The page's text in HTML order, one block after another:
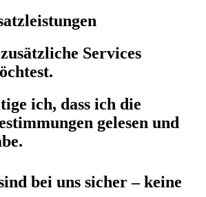
Services
ich, dass ich die
gelesen und
bei uns sicher – keine